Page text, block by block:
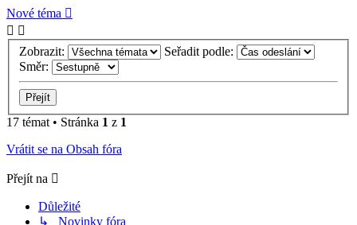
Nové téma
Zobrazit:
Seřadit podle:
Směr:
17 témat • Stránka 1 z 1
Vrátit se na Obsah fóra
Přejít na
Důležité
↳ Novinky fóra